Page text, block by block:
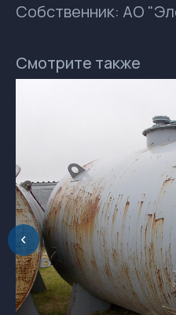
Собственник: АО
Смотрите также
Контакты
docs-
196084, Россия, Санкт-
Ташкентская, дом 3, корп.
Обращаем Ваше
внимание на разницу во
времени.